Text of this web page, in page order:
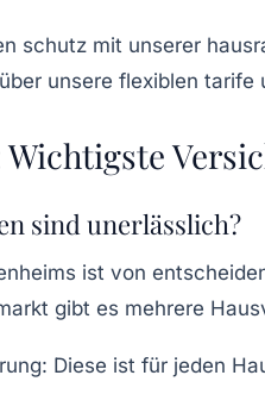
sind unerlässlich?
ist von
gibt es mehrere
: Diese ist für jeden